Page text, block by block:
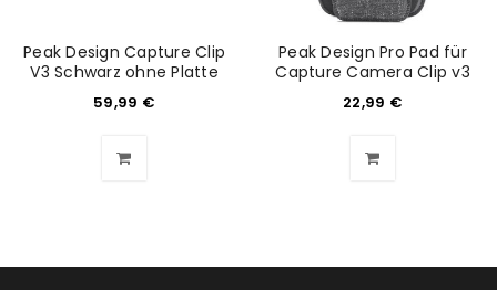
Peak Design Capture Clip
V3 Schwarz ohne Platte
59,99 €
Peak Design Pro Pad für
Capture Camera Clip v3
22,99 €